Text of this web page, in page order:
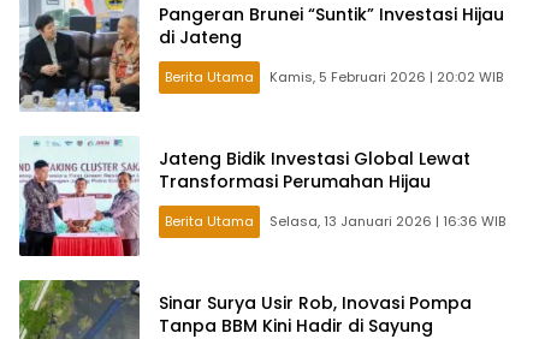
Pangeran Brunei “Suntik” Investasi Hijau
di Jateng
Berita Utama Kamis, 5 Februari 2026 | 20:02 WIB
Jateng Bidik Investasi Global Lewat
Transformasi Perumahan Hijau
Berita Utama Selasa, 13 Januari 2026 | 16:36 WIB
Sinar Surya Usir Rob, Inovasi Pompa
Tanpa BBM Kini Hadir di Sayung